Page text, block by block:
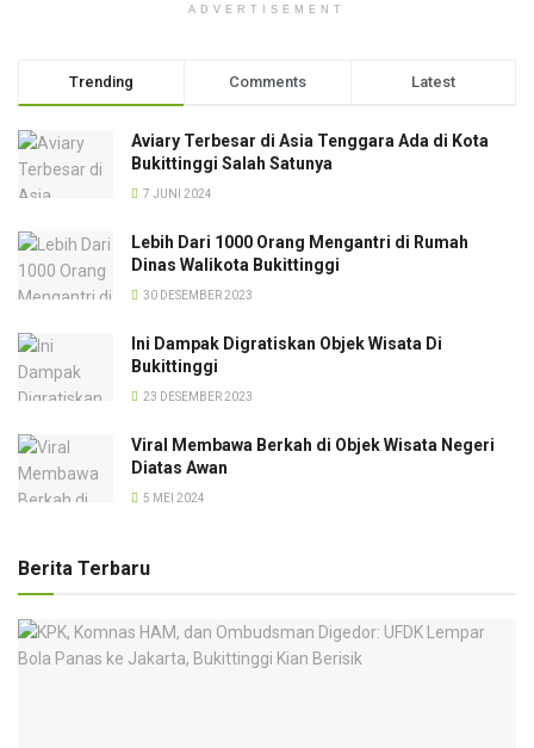
ADVERTISEMENT
Trending Comments Latest
Aviary Terbesar di Asia Tenggara Ada di Kota
Bukittinggi Salah Satunya
7 JUNI 2024
Lebih Dari 1000 Orang Mengantri di Rumah
Dinas Walikota Bukittinggi
30 DESEMBER 2023
Ini Dampak Digratiskan Objek Wisata Di
Bukittinggi
23 DESEMBER 2023
Viral Membawa Berkah di Objek Wisata Negeri
Diatas Awan
5 MEI 2024
Berita Terbaru